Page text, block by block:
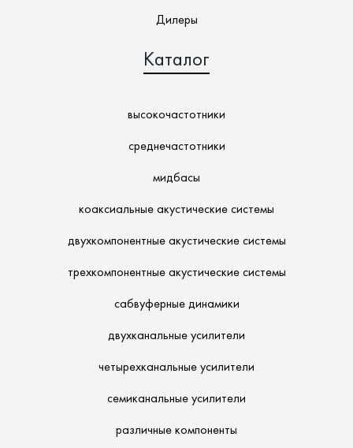
Дилеры
Каталог
высокочастотники
среднечастотники
мидбасы
коаксиальные акустические системы
двухкомпонентные акустические системы
трехкомпонентные акустические системы
сабвуферные динамики
двухканальные усилители
четырехканальные усилители
семиканальные усилители
различные компоненты